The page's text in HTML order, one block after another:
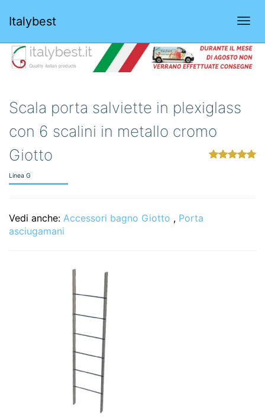
Italybest
Scala porta salviette in plexiglass
con 6 scalini in metallo cromo
Giotto
Linea G
Vedi anche: Accessori bagno Giotto , Porta
asciugamani